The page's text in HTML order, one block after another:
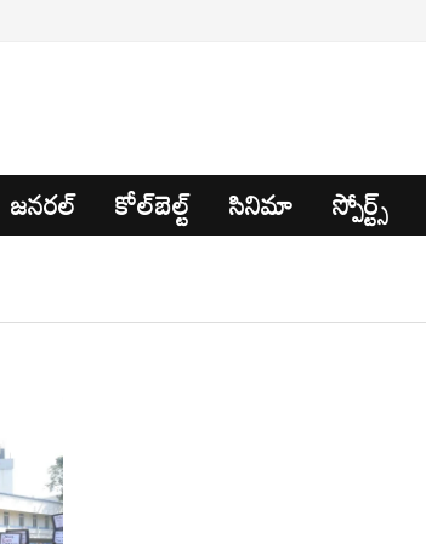
జనరల్ కోల్‌బెల్ట్ సినిమా
స్పోర్ట్స్